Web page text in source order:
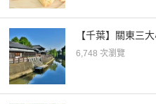
【千葉】關東三
6,748 次瀏覽